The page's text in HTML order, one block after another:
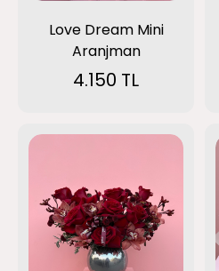
Love Dream Mini
Aranjman
4.150 TL